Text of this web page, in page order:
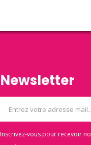
Newsletter
Inscrivez-vous pour recevoir